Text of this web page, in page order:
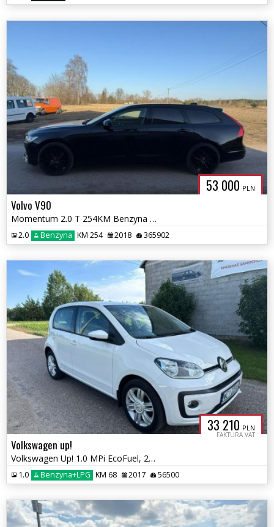
53 000 PLN
Volvo V90
Momentum 2.0 T 254KM Benzyna Aktywny Tempomat nowy Rozrząd
2.0 Benzyna KM 254 2018 365902
33 210 PLN
FAKTURA VAT
Volkswagen up!
Volkswagen Up! 1.0 MPi EcoFuel, 2017r. Nowa instalacja LPG
1.0 Benzyna+LPG KM 68 2017 56500